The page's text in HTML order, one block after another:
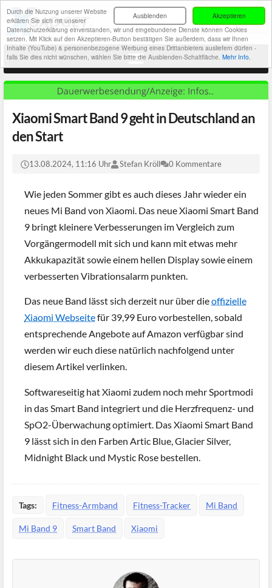
Akzeptieren
Ausblenden
Durch die Nutzung unserer Website
erklären Sie sich mit unserer
Datenschutzerklärung einverstanden, wir und eingebundene Dienste können Cookies
setzen. Mit Klick auf den Akzeptieren-Button bestätigen Sie außerdem, dass wir Ihnen
Inhalte (YouTube) & personenbezogene Werbung eines Drittanbieters ausliefern dürfen -
falls Sie dies nicht wünschen, wählen Sie bitte die Ausblenden-Schaltfläche. Mehr Info.
Xiaomi Smart Band 9 geht in Deutschland an
den Start
13.08.2024, 11:16 Uhr Stefan Kröll 0 Kommentare
Wie jeden Sommer gibt es auch dieses Jahr wieder ein
neues Mi Band von Xiaomi. Das neue Xiaomi Smart Band
9 bringt kleinere Verbesserungen im Vergleich zum
Vorgängermodell mit sich und kann mit etwas mehr
Akkukapazität sowie einem hellen Display sowie einem
verbesserten Vibrationsalarm punkten.
Das neue Band lässt sich derzeit nur über dieoffizielle
Xiaomi Webseitefür 39,99 Euro vorbestellen, sobald
entsprechende Angebote auf Amazon verfügbar sind
werden wir euch diese natürlich nachfolgend unter
diesem Artikel verlinken.
Softwareseitig hat Xiaomi zudem noch mehr Sportmodi
in das Smart Band integriert und die Herzfrequenz- und
SpO2-Überwachung optimiert. Das Xiaomi Smart Band
9 lässt sich in den Farben Artic Blue, Glacier Silver,
Midnight Black und Mystic Rose bestellen.
Tags: Fitness-Armband Fitness-Tracker Mi Band
Mi Band 9 Smart Band Xiaomi